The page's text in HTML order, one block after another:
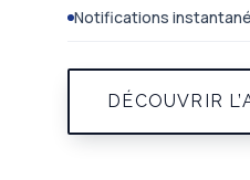
Notifications
DÉCOUVRIR